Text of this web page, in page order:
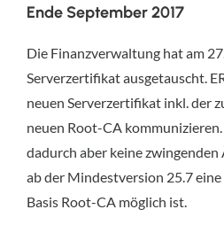
Ende September 2017
Die Finanzverwaltung hat am
Serverzertifikat ausgetauscht.
neuen Serverzertifikat inkl. der
neuen Root-CA kommunizieren.
dadurch aber keine
ab der Mindestversion 25.7
Basis Root-CA möglich ist.